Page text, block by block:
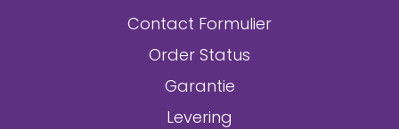
Contact Formulier
Order Status
Garantie
Levering